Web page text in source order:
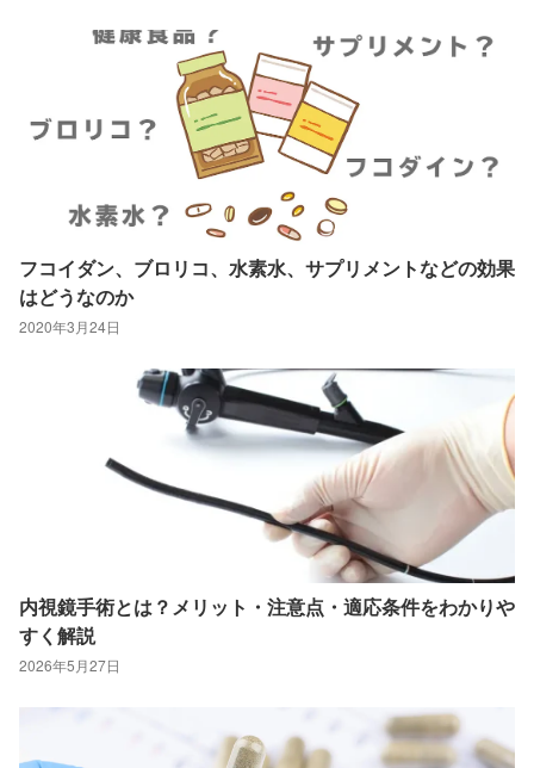
フコイダン、ブロリコ、水素水、サプリメントなどの効果
はどうなのか
2020年3月24日
内視鏡手術とは？メリット・注意点・適応条件をわかりや
すく解説
2026年5月27日